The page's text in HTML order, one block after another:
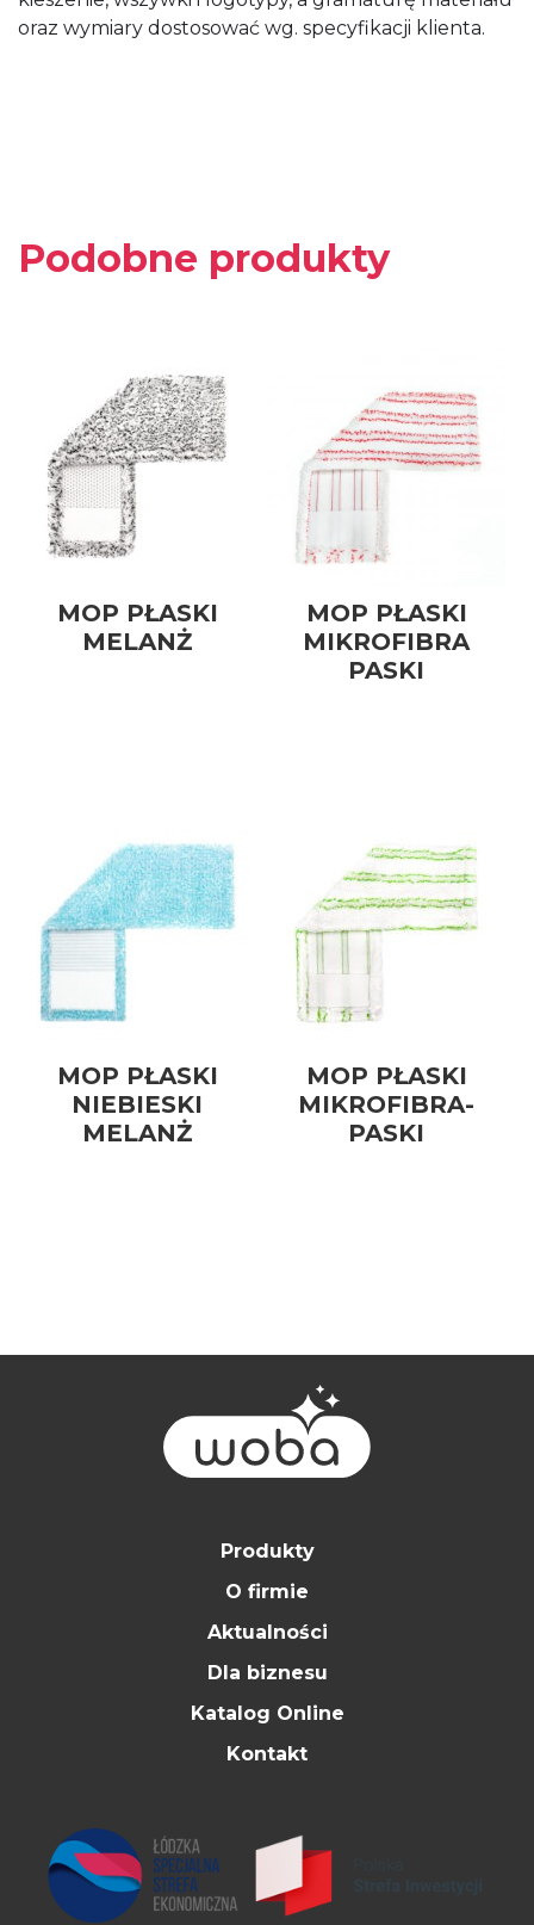
oraz wymiary dostosować wg. specyfikacji klienta.
Podobne produkty
MOP PŁASKI
MELANŻ
MOP PŁASKI
MIKROFIBRA
PASKI
MOP PŁASKI
NIEBIESKI
MELANŻ
MOP PŁASKI
MIKROFIBRA-
PASKI
Produkty
O firmie
Aktualności
Dla biznesu
Katalog Online
Kontakt